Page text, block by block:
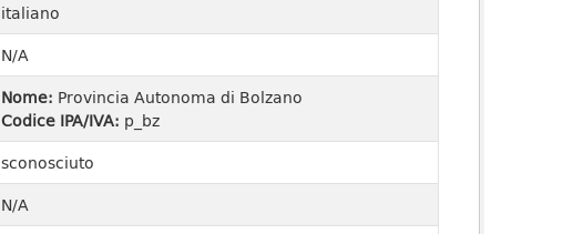
italiano
N/A
Nome: Provincia Autonoma di Bolzano
Codice IPA/IVA: p_bz
sconosciuto
N/A